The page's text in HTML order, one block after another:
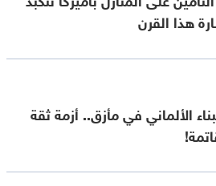
هذا القرن
الألماني في مأزق.. أزمة ثقة